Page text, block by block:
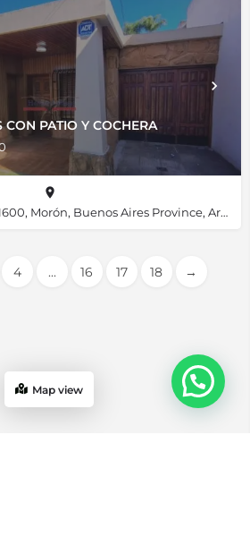
PATIO Y COCHERA
Doctor Rodolfo Monte 1600, Morón, Buenos Aires Province, Argentina, -34.66345, -58.61623
4 ... 16 17 18 →
Map view